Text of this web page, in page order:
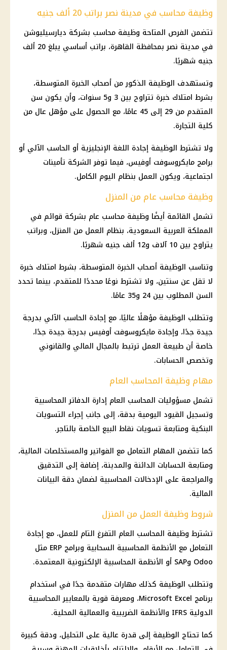
وظيفة محاسب في مدينة نصر براتب 20 ألف جنيه
تتضمن الفرص المتاحة وظيفة محاسب بشركة ديارسيليوشن
في مدينة نصر بمحافظة القاهرة، براتب أساسي يبلغ 20 ألف
جنيه شهريًا.
وتستهدف الوظيفة الذكور من أصحاب الخبرة المتوسطة،
بشرط امتلاك خبرة تتراوح بين 3 و5 سنوات، وأن يكون سن
المتقدم من 29 إلى 45 عامًا، مع الحصول على مؤهل عال من
كلية التجارة.
ولا تشترط الوظيفة إجادة اللغة الإنجليزية أو الحاسب الآلي أو
برامج مايكروسوفت أوفيس، فيما توفر الشركة تأمينات
اجتماعية، ويكون العمل بنظام اليوم الكامل.
وظيفة محاسب عام من المنزل
تشمل القائمة أيضًا وظيفة محاسب عام بشركة قوائم في
المملكة العربية السعودية، بنظام العمل من المنزل، وبراتب
يتراوح بين 10 آلاف و12 ألف جنيه شهريًا.
وتناسب الوظيفة أصحاب الخبرة المتوسطة، بشرط امتلاك خبرة
لا تقل عن سنتين، ولا تشترط نوعًا محددًا للمتقدم، بينما تحدد
السن المطلوب بين 24 و35 عامًا.
وتتطلب الوظيفة مؤهلًا عاليًا، مع إجادة الحاسب الآلي بدرجة
جيدة جدًا، وإجادة مايكروسوفت أوفيس بدرجة جيدة جدًا،
خاصة أن طبيعة العمل ترتبط بالمجال المالي والقانوني
وتخصص الحسابات.
مهام وظيفة المحاسب العام
تشمل مسؤوليات المحاسب العام إدارة الدفاتر المحاسبية
وتسجيل القيود اليومية بدقة، إلى جانب إجراء التسويات
البنكية ومتابعة تسويات نقاط البيع الخاصة بالتاجر.
كما تتضمن المهام التعامل مع الفواتير والمستخلصات المالية،
ومتابعة الحسابات الدائنة والمدينة، إضافة إلى التدقيق
والمراجعة على الإدخالات المحاسبية لضمان دقة البيانات
المالية.
شروط وظيفة العمل من المنزل
تشترط وظيفة المحاسب العام التفرغ التام للعمل، مع إجادة
التعامل مع الأنظمة المحاسبية السحابية وبرامج ERP مثل
Odoo وSAP أو الأنظمة المحاسبية الإلكترونية المعتمدة.
وتتطلب الوظيفة كذلك مهارات متقدمة جدًا في استخدام
برنامج Microsoft Excel، ومعرفة قوية بالمعايير المحاسبية
الدولية IFRS والأنظمة الضريبية والعمالية المحلية.
كما تحتاج الوظيفة إلى قدرة عالية على التحليل، ودقة كبيرة